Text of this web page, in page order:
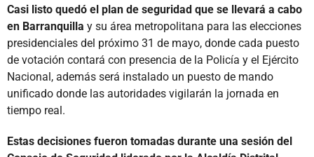
Casi listo quedó el plan de seguridad que se llevará a cabo
en Barranquilla y su área metropolitana para las elecciones
presidenciales del próximo 31 de mayo, donde cada puesto
de votación contará con presencia de la Policía y el Ejército
Nacional, además será instalado un puesto de mando
unificado donde las autoridades vigilarán la jornada en
tiempo real.
Estas decisiones fueron tomadas durante una sesión del